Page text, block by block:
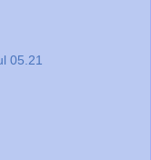
05.21